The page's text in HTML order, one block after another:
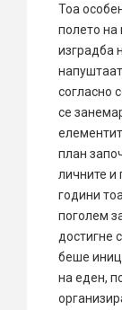
Тоа
полето
изградба
согласно
се
план
личните и
години
поголем
достигне
беше
на еден,